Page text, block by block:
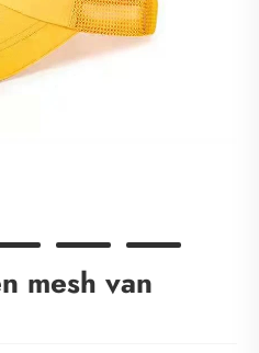
mesh van